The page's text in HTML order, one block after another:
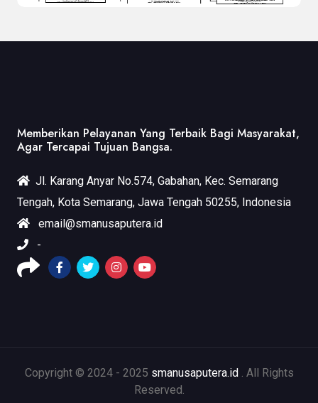
Memberikan Pelayanan Yang Terbaik Bagi Masyarakat,
Agar Tercapai Tujuan Bangsa.
Jl. Karang Anyar No.574, Gabahan, Kec. Semarang
Tengah, Kota Semarang, Jawa Tengah 50255, Indonesia
email@smanusaputera.id
-
Copyright © 2024 - 2025 smanusaputera.id . All Rights
Reserved.